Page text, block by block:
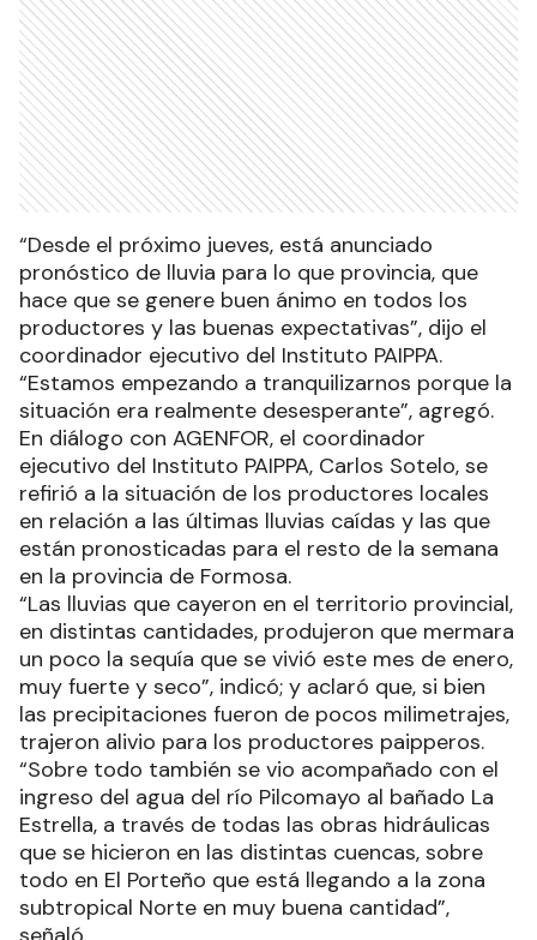
“Desde el próximo jueves, está anunciado
pronóstico de lluvia para lo que provincia, que
hace que se genere buen ánimo en todos los
productores y las buenas expectativas”, dijo el
coordinador ejecutivo del Instituto PAIPPA.
“Estamos empezando a tranquilizarnos porque la
situación era realmente desesperante”, agregó.
En diálogo con AGENFOR, el coordinador
ejecutivo del Instituto PAIPPA, Carlos Sotelo, se
refirió a la situación de los productores locales
en relación a las últimas lluvias caídas y las que
están pronosticadas para el resto de la semana
en la provincia de Formosa.
“Las lluvias que cayeron en el territorio provincial,
en distintas cantidades, produjeron que mermara
un poco la sequía que se vivió este mes de enero,
muy fuerte y seco”, indicó; y aclaró que, si bien
las precipitaciones fueron de pocos milimetrajes,
trajeron alivio para los productores paipperos.
“Sobre todo también se vio acompañado con el
ingreso del agua del río Pilcomayo al bañado La
Estrella, a través de todas las obras hidráulicas
que se hicieron en las distintas cuencas, sobre
todo en El Porteño que está llegando a la zona
subtropical Norte en muy buena cantidad”,